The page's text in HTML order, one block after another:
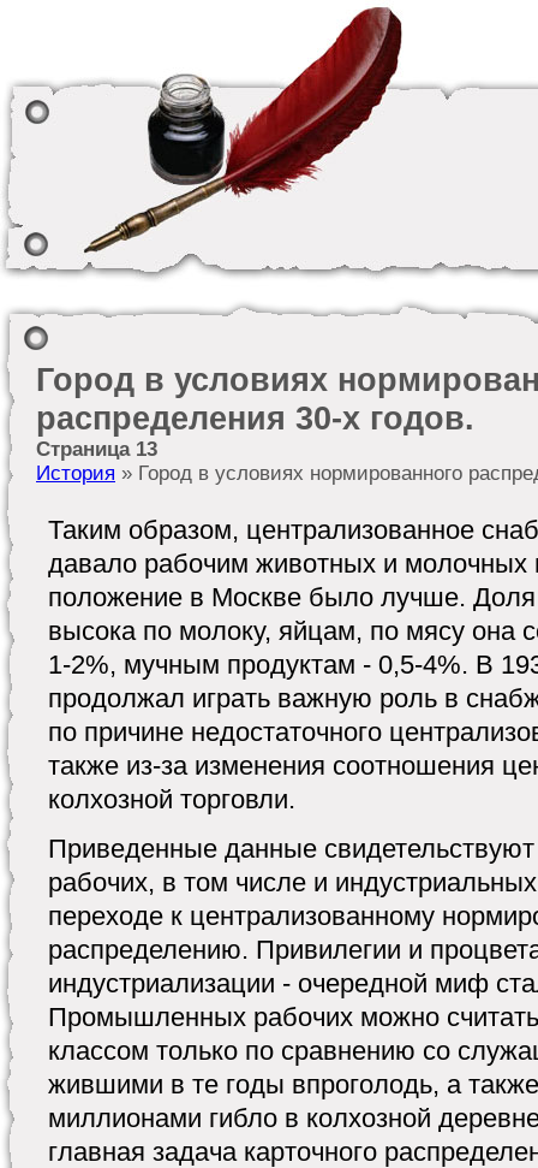
Город в условиях
распределения 30-х годов.
Страница 13
История » Город в условиях нормированного
Таким образом, централизованное
давало рабочим животных и молочных
положение в Москве было лучше.
высока по молоку, яйцам, по мясу она
1-2%, мучным продуктам - 0,5-4%. В
продолжал играть важную роль в
по причине недостаточного
также из-за изменения соотношения
колхозной торговли.
Приведенные данные
рабочих, в том числе и
переходе к централизованному
распределению. Привилегии и
индустриализации - очередной миф
Промышленных рабочих можно
классом только по сравнению со
жившими в те годы впроголодь, а
миллионами гибло в колхозной
главная задача карточного